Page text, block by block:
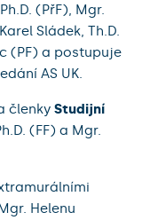
(PřF), Mgr.
Sládek, Th.D.
(PF) a postupuje
AS UK.
členky Studijní
(FF) a Mgr.
Helenu